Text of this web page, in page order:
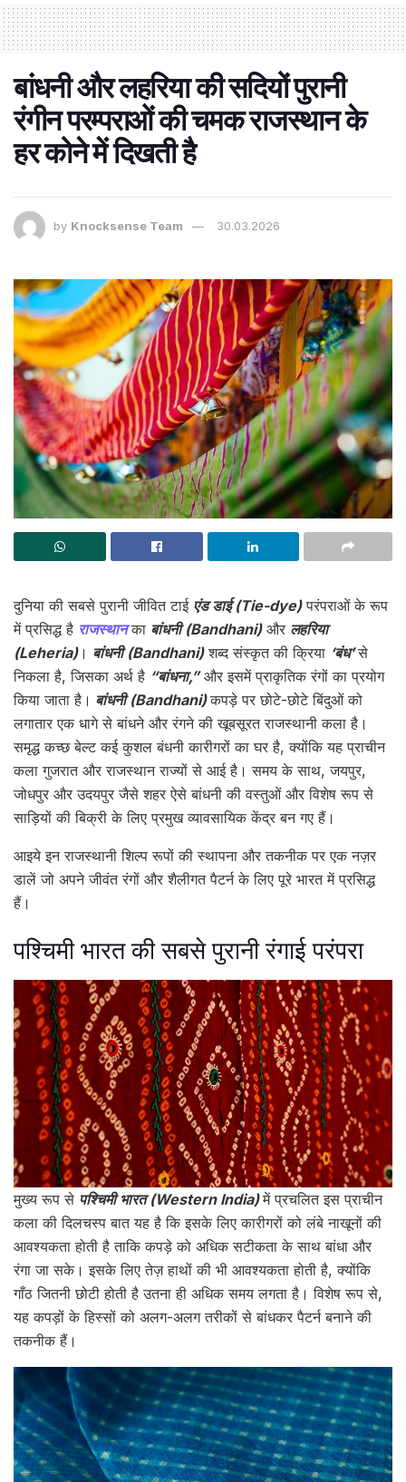
बांधनी और लहरिया की सदियों पुरानी
रंगीन परम्पराओं की चमक राजस्थान के
हर कोने में दिखती है
by Knocksense Team 30.03.2026
दुनिया की सबसे पुरानी जीवित टाई एंड डाई (Tie-dye)परंपराओं के रूप
में प्रसिद्ध है राजस्थानका बांधनी (Bandhani)और लहरिया
(Leheria)। बांधनी (Bandhani)शब्द संस्कृत की क्रिया ‘बंध’से
निकला है, जिसका अर्थ है “बांधना,”और इसमें प्राकृतिक रंगों का प्रयोग
किया जाता है। बांधनी (Bandhani)कपड़े पर छोटे-छोटे बिंदुओं को
लगातार एक धागे से बांधने और रंगने की खूबसूरत राजस्थानी कला है।
समृद्ध कच्छ बेल्ट कई कुशल बंधनी कारीगरों का घर है, क्योंकि यह प्राचीन
कला गुजरात और राजस्थान राज्यों से आई है। समय के साथ, जयपुर,
जोधपुर और उदयपुर जैसे शहर ऐसे बांधनी की वस्तुओं और विशेष रूप से
साड़ियों की बिक्री के लिए प्रमुख व्यावसायिक केंद्र बन गए हैं।
आइये इन राजस्थानी शिल्प रूपों की स्थापना और तकनीक पर एक नज़र
डालें जो अपने जीवंत रंगों और शैलीगत पैटर्न के लिए पूरे भारत में प्रसिद्ध
हैं।
पश्चिमी भारत की सबसे पुरानी रंगाई परंपरा
मुख्य रूप से पश्चिमी भारत (Western India)में प्रचलित इस प्राचीन
कला की दिलचस्प बात यह है कि इसके लिए कारीगरों को लंबे नाखूनों की
आवश्यकता होती है ताकि कपड़े को अधिक सटीकता के साथ बांधा और
रंगा जा सके। इसके लिए तेज़ हाथों की भी आवश्यकता होती है, क्योंकि
गाँठ जितनी छोटी होती है उतना ही अधिक समय लगता है। विशेष रूप से,
यह कपड़ों के हिस्सों को अलग-अलग तरीकों से बांधकर पैटर्न बनाने की
तकनीक हैं।